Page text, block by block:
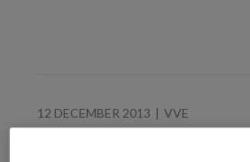
12 DECEMBER 2013 VVE